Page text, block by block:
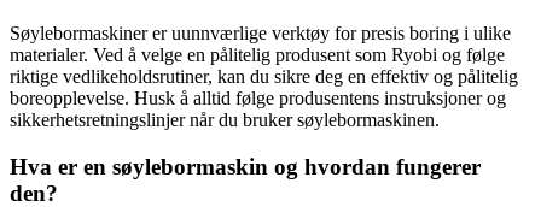
Søylebormaskiner er uunnværlige verktøy for presis boring i ulike
materialer. Ved å velge en pålitelig produsent som Ryobi og følge
riktige vedlikeholdsrutiner, kan du sikre deg en effektiv og pålitelig
boreopplevelse. Husk å alltid følge produsentens instruksjoner og
sikkerhetsretningslinjer når du bruker søylebormaskinen.
Hva er en søylebormaskin og hvordan fungerer
den?